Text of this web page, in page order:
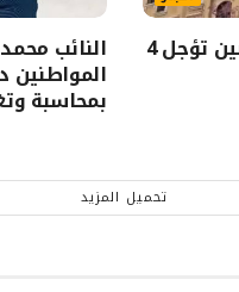
الحقوقية هبة عرابي تكشف: هيئة المفوضين تؤجل 4 النائب
بمحاسبة
تحميل المزيد